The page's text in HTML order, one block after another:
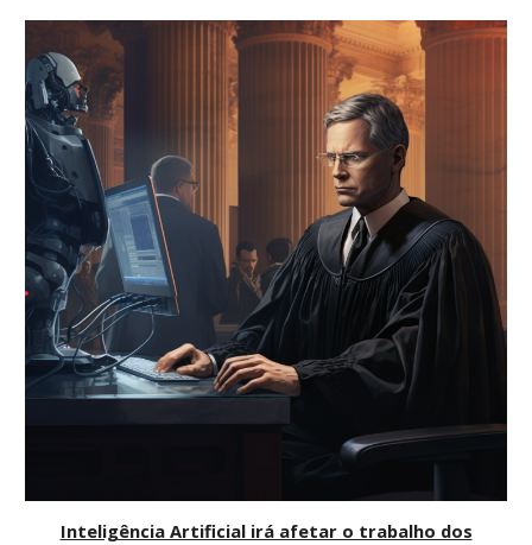
Inteligência Artificial irá afetar o trabalho dos